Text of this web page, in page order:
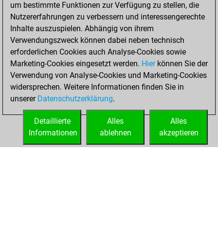
You achieved a
BeautyScore of 67
You achieved a
new Elo of 1664
Dienstag,
Dezember 6, 2022
You created
your Fritz account
um bestimmte Funktionen zur Verfügung zu stellen, die
Nutzererfahrungen zu verbessern und interessengerechte
Inhalte auszuspielen. Abhängig von ihrem
Verwendungszweck können dabei neben technisch
erforderlichen Cookies auch Analyse-Cookies sowie
Marketing-Cookies eingesetzt werden. Hierkönnen Sie der
Verwendung von Analyse-Cookies und Marketing-Cookies
widersprechen. Weitere Informationen finden Sie in
unserer Datenschutzerklärung.
Alles
akzeptieren
Alles
ablehnen
Detaillierte
Informationen